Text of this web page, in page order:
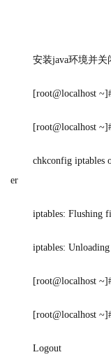
安装java环境并关
[root@localhost
[root@localhost
chkconfig iptables
er
iptables: Flushing
iptables: Unloading
[root@localhost
[root@localhost
Logout